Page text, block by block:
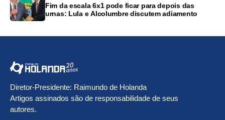
Fim da escala 6x1 pode ficar para depois das
urnas: Lula e Alcolumbre discutem adiamento
Diretor-Presidente: Raimundo de Holanda
Artigos assinados são de responsabilidade de seus
autores.